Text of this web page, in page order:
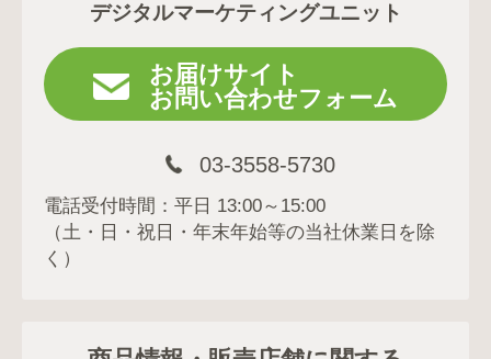
デジタルマーケティングユニット
お届けサイト
お問い合わせフォーム
03-3558-5730
電話受付時間：平日 13:00～15:00
（土・日・祝日・年末年始等の当社休業日を除
く）